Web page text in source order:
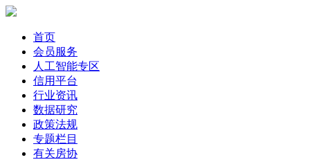
首页
会员服务
人工智能专区
信用平台
行业资讯
数据研究
政策法规
专题栏目
有关房协